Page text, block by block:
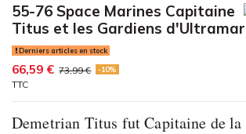
55-76 Space Marines Capitaine
Titus et les Gardiens d'Ultramar
Derniers articles en stock
66,59 € 73,99 € -10%
TTC
Demetrian Titus fut Capitaine de la